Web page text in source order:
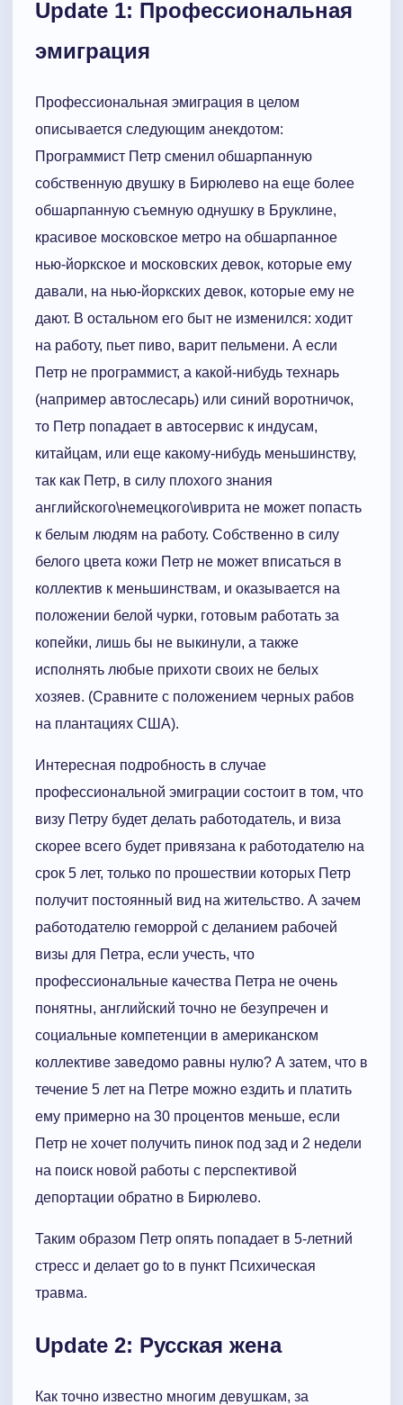
Update 1: Профессиональная
эмиграция
Профессиональная эмиграция в целом
описывается следующим анекдотом:
Программист Петр сменил обшарпанную
собственную двушку в Бирюлево на еще более
обшарпанную съемную однушку в Бруклине,
красивое московское метро на обшарпанное
нью-йоркское и московских девок, которые ему
давали, на нью-йоркских девок, которые ему не
дают. В остальном его быт не изменился: ходит
на работу, пьет пиво, варит пельмени. А если
Петр не программист, а какой-нибудь технарь
(например автослесарь) или синий воротничок,
то Петр попадает в автосервис к индусам,
китайцам, или еще какому-нибудь меньшинству,
так как Петр, в силу плохого знания
английского\немецкого\иврита не может попасть
к белым людям на работу. Собственно в силу
белого цвета кожи Петр не может вписаться в
коллектив к меньшинствам, и оказывается на
положении белой чурки, готовым работать за
копейки, лишь бы не выкинули, а также
исполнять любые прихоти своих не белых
хозяев. (Сравните с положением черных рабов
на плантациях США).
Интересная подробность в случае
профессиональной эмиграции состоит в том, что
визу Петру будет делать работодатель, и виза
скорее всего будет привязана к работодателю на
срок 5 лет, только по прошествии которых Петр
получит постоянный вид на жительство. А зачем
работодателю геморрой с деланием рабочей
визы для Петра, если учесть, что
профессиональные качества Петра не очень
понятны, английский точно не безупречен и
социальные компетенции в американском
коллективе заведомо равны нулю? А затем, что в
течение 5 лет на Петре можно ездить и платить
ему примерно на 30 процентов меньше, если
Петр не хочет получить пинок под зад и 2 недели
на поиск новой работы с перспективой
депортации обратно в Бирюлево.
Таким образом Петр опять попадает в 5-летний
стресс и делает go to в пункт Психическая
травма.
Update 2: Русская жена
Как точно известно многим девушкам, за